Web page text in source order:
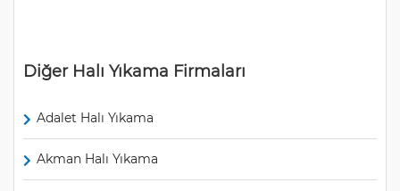
Diğer Halı Yıkama Firmaları
Adalet Halı Yıkama
Akman Halı Yıkama